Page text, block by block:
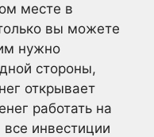
месте в
вы можете
нужно
стороны,
открывает
работать на
инвестиции